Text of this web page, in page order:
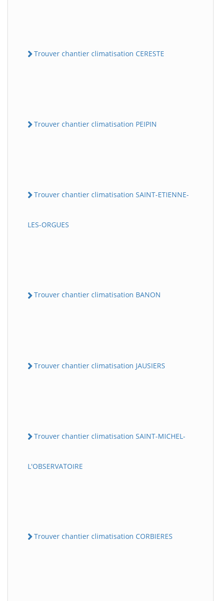
Trouver chantier climatisation CERESTE
Trouver chantier climatisation PEIPIN
Trouver chantier climatisation SAINT-ETIENNE-
LES-ORGUES
Trouver chantier climatisation BANON
Trouver chantier climatisation JAUSIERS
Trouver chantier climatisation SAINT-MICHEL-
L'OBSERVATOIRE
Trouver chantier climatisation CORBIERES